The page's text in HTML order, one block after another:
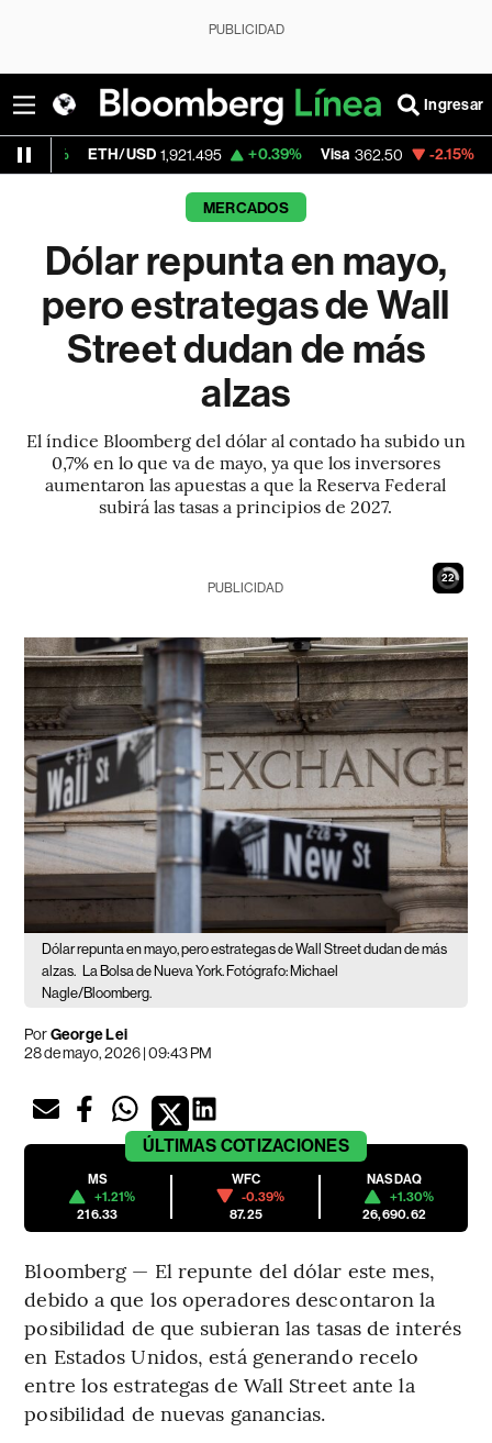
PUBLICIDAD
Ingresar
ETH/USD 1,921.495 +0.39% Visa 362.50 -2.15%
MERCADOS
Dólar repunta en mayo,
pero estrategas de Wall
Street dudan de más
alzas
El índice Bloomberg del dólar al contado ha subido un
0,7% en lo que va de mayo, ya que los inversores
aumentaron las apuestas a que la Reserva Federal
subirá las tasas a principios de 2027.
21
PUBLICIDAD
Dólar repunta en mayo, pero estrategas de Wall Street dudan de más
alzas.
La Bolsa de Nueva York. Fotógrafo: Michael
Nagle/Bloomberg.
PorGeorge Lei
28 de mayo, 2026 | 09:43 PM
ÚLTIMAS COTIZACIONES
MS
+1.21%
216.33
WFC
-0.39%
87.25
NASDAQ
+1.30%
26,690.62
Bloomberg — El repunte del dólar este mes,
debido a que los operadores descontaron la
posibilidad de que subieran las tasas de interés
en Estados Unidos, está generando recelo
entre los estrategas de Wall Street ante la
posibilidad de nuevas ganancias.